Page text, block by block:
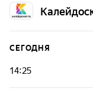
СЕГОДНЯ
14:25